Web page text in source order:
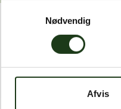
Samtykkevalg
Nødvendig
Afvis
Vi er her for at